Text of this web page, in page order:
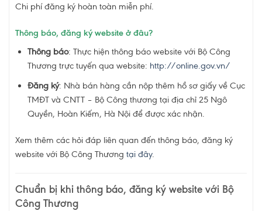
Chi phí đăng ký hoàn toàn miễn phí.
Thông báo, đăng ký website ở đâu?
Thông báo: Thực hiện thông báo website với Bộ Công
Thương trực tuyến qua website: http://online.gov.vn/
Đăng ký: Nhà bán hàng cần nộp thêm hồ sơ giấy về Cục
TMĐT và CNTT – Bộ Công thương tại địa chỉ 25 Ngô
Quyền, Hoàn Kiếm, Hà Nội để được xác nhận.
Xem thêm các hỏi đáp liên quan đến thông báo, đăng ký
website với Bộ Công Thương tại đây.
Chuẩn bị khi thông báo, đăng ký website với Bộ
Công Thương